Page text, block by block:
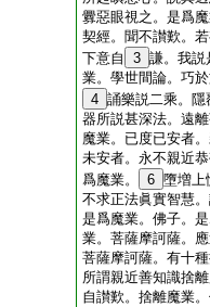
釁惡眼視之。是爲
契經。聞不讃歎。
下意自
3 謙。我説
業。學世間論。巧
4 誦樂説二乘。隱
器所説甚深法。遠
魔業。已度已安者
未安者。永不親近
爲魔業。
6 墮増上
不求正法眞實智慧
是爲魔業。佛子。
業。菩薩摩訶薩。
菩薩摩訶薩。有十
所謂親近善知識捨
自讃歎。捨離魔業